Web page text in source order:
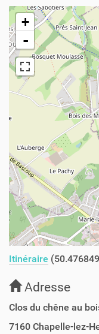
+
-
Itinéraire
Adresse
Clos du chêne au
7160 Chapelle-lez-